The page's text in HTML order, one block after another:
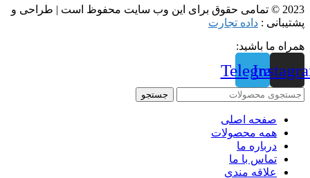
2023 © تمامی حقوق برای این وب سایت محفوظ است | طراحی و
پشتیبانی : داده تجارت
همراه ما باشید:
Telegram
جستجو
صفحه اصلی
همه محصولات
درباره ما
تماس با ما
علاقه مندی